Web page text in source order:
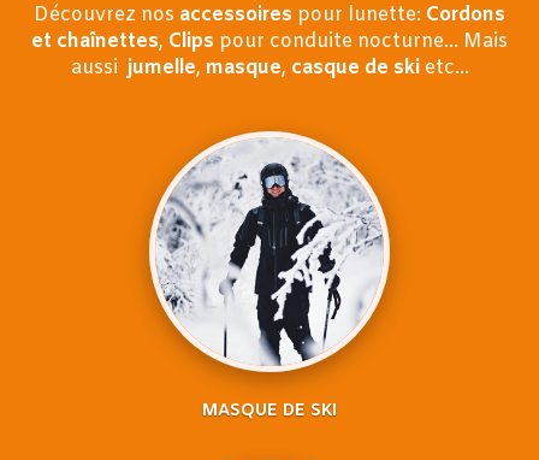
Découvrez nos accessoires pour lunette: Cordons
et chaînettes, Clips pour conduite nocturne… Mais
aussi jumelle, masque, casque de skietc…
MASQUE DE SKI